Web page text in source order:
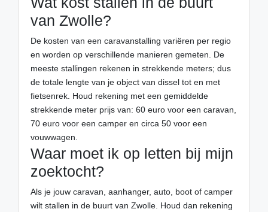
van Zwolle?
De kosten van een caravanstalling variëren per regio
en worden op verschillende manieren gemeten. De
meeste stallingen rekenen in strekkende meters; dus
de totale lengte van je object van dissel tot en met
fietsenrek. Houd rekening met een gemiddelde
strekkende meter prijs van: 60 euro voor een caravan,
70 euro voor een camper en circa 50 voor een
vouwwagen.
Waar moet ik op letten bij mijn
zoektocht?
Als je jouw caravan, aanhanger, auto, boot of camper
wilt stallen in de buurt van Zwolle. Houd dan rekening